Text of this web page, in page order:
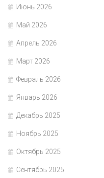
Июнь 2026
Май 2026
Апрель 2026
Март 2026
Февраль 2026
Январь 2026
Декабрь 2025
Ноябрь 2025
Октябрь 2025
Сентябрь 2025